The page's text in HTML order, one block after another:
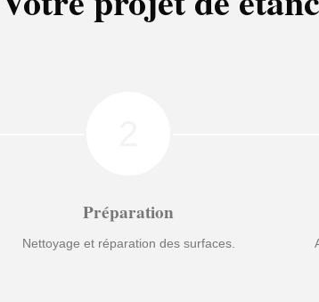
Préparation
Nettoyage et réparation des surfaces.